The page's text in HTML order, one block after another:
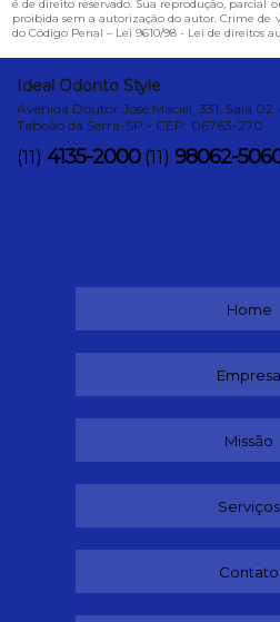
é de direito reservado. Sua reprodução, parcial
proibida sem a autorização do autor. Crime de
do Código Penal – Lei 9610/98 - Lei de direitos
Ideal Odonto Style
Avenida Doutor José Maciel, 331, Sala
Taboão da Serra-SP - CEP: 06763-270
(11) 4135-2000 (11) 98062-
Home
Empresa
Missão
Serviços
Contato